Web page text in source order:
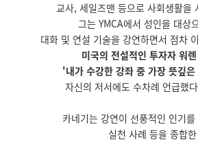
교사, 세일즈맨 등으로 사회생활을
그는 YMCA에서 성인을 대상
대화 및 연설 기술을 강연하면서 점차
미국의 전설적인 투자자 워
'내가 수강한 강좌 중 가장 뜻깊은
자신의 저서에도 수차례 언급했
카네기는 강연이 선풍적인 인기를
실천 사례 등을 종합한